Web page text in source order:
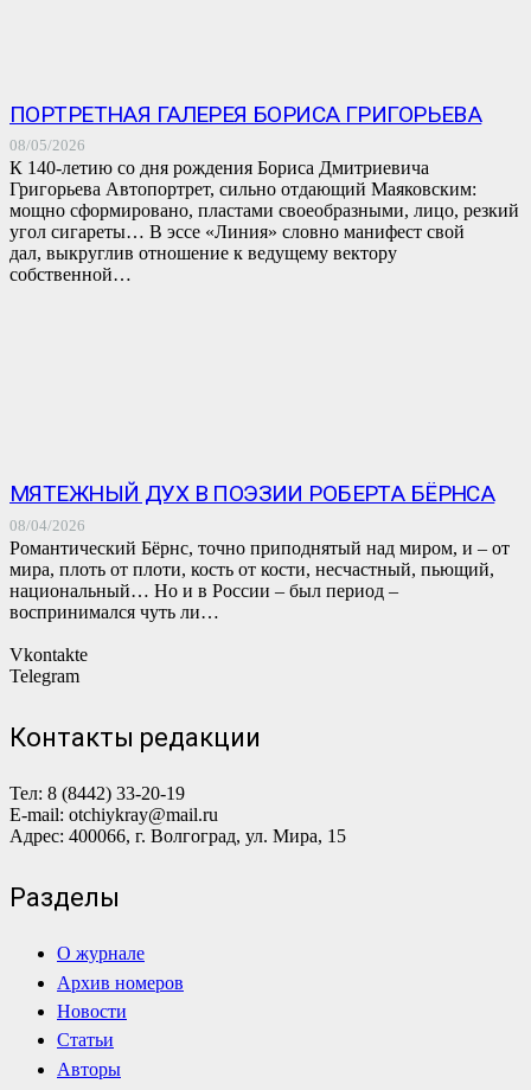
ПОРТРЕТНАЯ ГАЛЕРЕЯ БОРИСА ГРИГОРЬЕВА
08/05/2026
К 140-летию со дня рождения Бориса Дмитриевича
Григорьева Автопортрет, сильно отдающий Маяковским:
мощно сформировано, пластами своеобразными, лицо, резкий
угол сигареты… В эссе «Линия» словно манифест свой
дал, выкруглив отношение к ведущему вектору
собственной…
МЯТЕЖНЫЙ ДУХ В ПОЭЗИИ РОБЕРТА БЁРНСА
08/04/2026
Романтический Бёрнс, точно приподнятый над миром, и – от
мира, плоть от плоти, кость от кости, несчастный, пьющий,
национальный… Но и в России – был период –
воспринимался чуть ли…
Vkontakte
Telegram
Контакты редакции
Тел: 8 (8442) 33-20-19
E-mail: otchiykray@mail.ru
Адрес: 400066, г. Волгоград, ул. Мира, 15
Разделы
О журнале
Архив номеров
Новости
Статьи
Авторы